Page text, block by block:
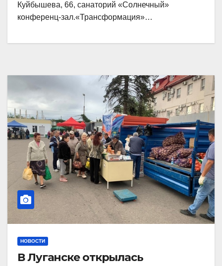
Куйбышева, 66, санаторий «Солнечный»
конференц-зал.«Трансформация»…
НОВОСТИ
В Луганске открылась